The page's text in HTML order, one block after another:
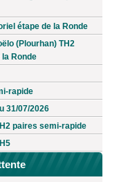
étape de la Ronde
(Plourhan) TH2
Ronde
rapide
31/07/2026
paires semi-rapide